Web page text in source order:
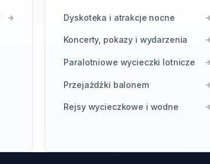
Dyskoteka i atrakcje nocne
Koncerty, pokazy i wydarzenia
Paralotniowe wycieczki lotnicze
Przejażdżki balonem
Rejsy wycieczkowe i wodne